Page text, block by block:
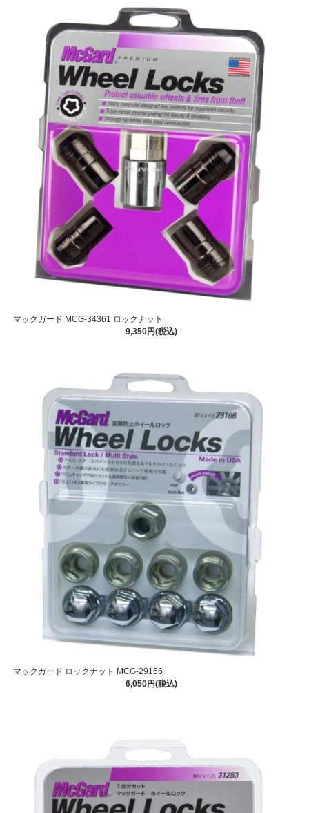
マックガード MCG-34361 ロックナット
9,350円(税込)
マックガード ロックナット MCG-29166
6,050円(税込)